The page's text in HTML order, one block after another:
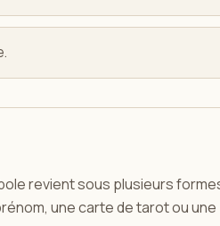
revient sous plusieurs
une carte de tarot ou une